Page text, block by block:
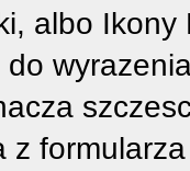
albo
do
z